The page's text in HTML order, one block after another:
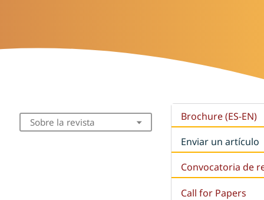
Sobre la revista
Brochure (ES-EN)
Enviar un artículo
Convocatoria de
Call for Papers